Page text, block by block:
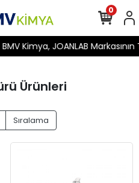
BMV Kimya, JOANLAB
0
Ürünleri
Sıralama